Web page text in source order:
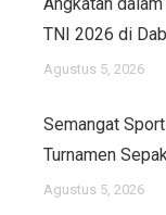
TNI 2026 di
Agustus 5, 2026
Semangat
Turnamen
Agustus 5, 2026